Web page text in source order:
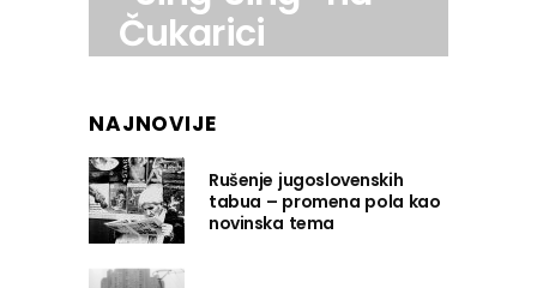
Čukarici
NAJNOVIJE
Rušenje jugoslovenskih
tabua – promena pola kao
novinska tema